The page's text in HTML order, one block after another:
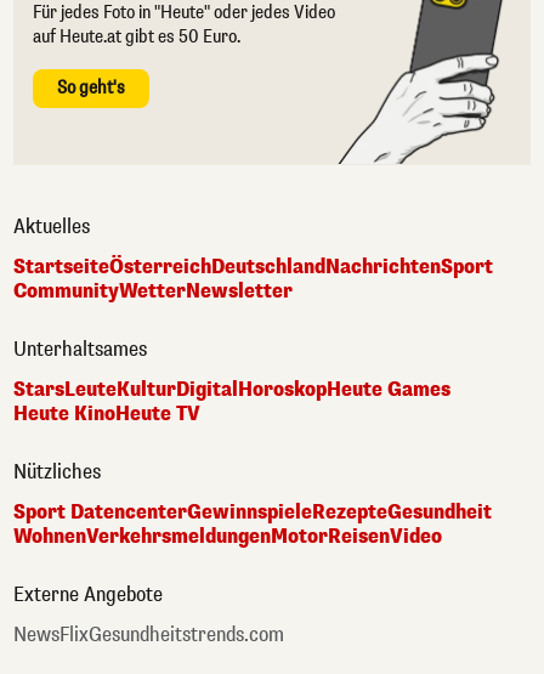
Für jedes Foto in "Heute" oder jedes Video
auf Heute.at gibt es 50 Euro.
So geht's
Aktuelles
StartseiteÖsterreichDeutschlandNachrichtenSport
CommunityWetterNewsletter
Unterhaltsames
StarsLeuteKulturDigital HoroskopHeute Games
Heute KinoHeute TV
Nützliches
Sport DatencenterGewinnspieleRezepteGesundheit
WohnenVerkehrsmeldungenMotorReisenVideo
Externe Angebote
NewsFlixGesundheitstrends.com